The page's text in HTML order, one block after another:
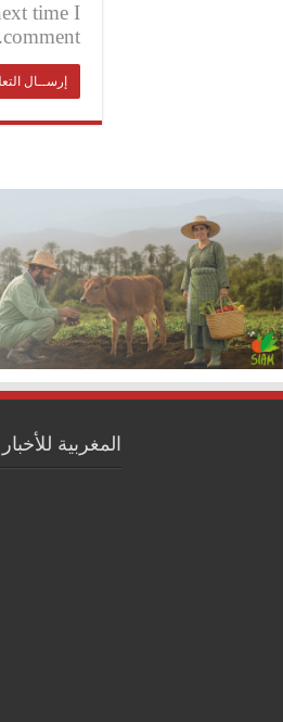
time I
comment.
المغربية للأخبار